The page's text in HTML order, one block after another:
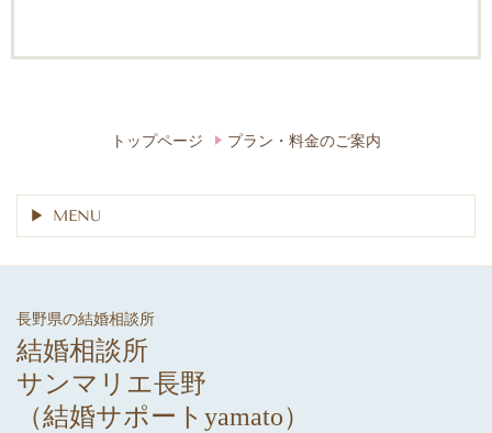
トップページ プラン・料金のご案内
MENU
長野県の結婚相談所
結婚相談所
サンマリエ長野
（結婚サポートyamato）